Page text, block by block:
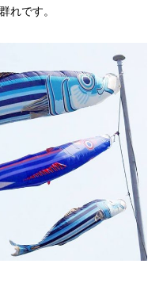
れです。